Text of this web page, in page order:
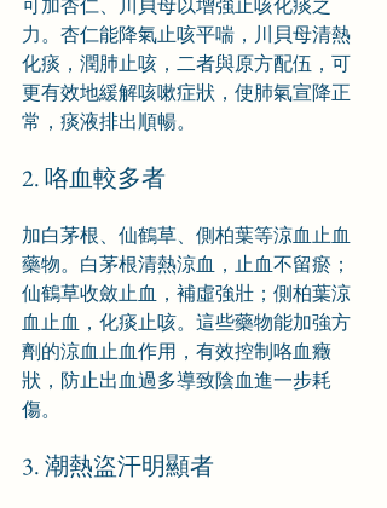
可加杏仁、川貝母以增強止咳化痰之
力。杏仁能降氣止咳平喘，川貝母清熱
化痰，潤肺止咳，二者與原方配伍，可
更有效地緩解咳嗽症狀，使肺氣宣降正
常，痰液排出順暢。
2. 咯血較多者
加白茅根、仙鶴草、側柏葉等涼血止血
藥物。白茅根清熱涼血，止血不留瘀；
仙鶴草收斂止血，補虛強壯；側柏葉涼
血止血，化痰止咳。這些藥物能加強方
劑的涼血止血作用，有效控制咯血癥
狀，防止出血過多導致陰血進一步耗
傷。
3. 潮熱盜汗明顯者